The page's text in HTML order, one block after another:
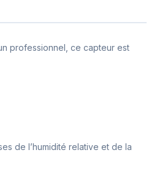
professionnel, ce capteur est
de l’humidité relative et de la